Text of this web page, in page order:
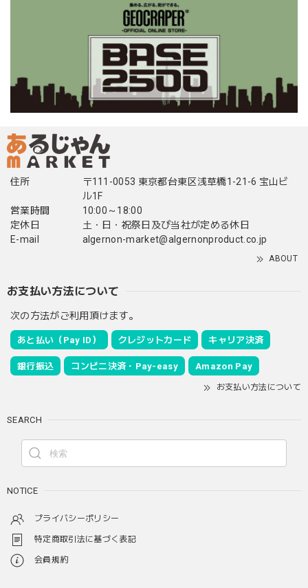
住所
〒111-0053 東京都台東区浅草橋1-21-6 宝山ビ
ル1F
営業時間
10:00～18:00
定休日
土・日・祝祭日及び当社が定める休日
E-mail
algernon-market@algernonproduct.co.jp
ABOUT
お支払い方法について
次の方法がご利用頂けます。
あと払い（Pay ID） クレジットカード キャリア決済
銀行振込 コンビニ決済・Pay-easy Amazon Pay
お支払い方法について
SEARCH
NOTICE
プライバシーポリシー
特定商取引法に基づく表記
会員規約